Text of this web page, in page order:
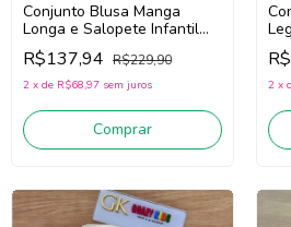
Conjunto Blusa Manga
Longa e Salopete Infantil
Menina Infanti 89761 (Off
White / Onça)
R$137,94 R$229,90
2 x de R$68,97 sem juros
Comprar
2 x